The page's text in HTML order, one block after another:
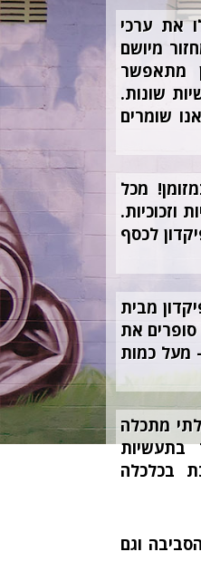
את ערכי
מיושם
מתאפשר
שונות.
שומרים
מכל
וזכוכיות.
לכסף
מבית
סופרים את
מעל כמות
מתכלה
בתעשיות
בכלכלה
וגם